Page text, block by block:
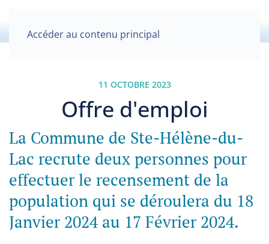
Accéder au contenu principal
11 OCTOBRE 2023
Offre d'emploi
La Commune de Ste-Hélène-du-
Lac recrute deux personnes pour
effectuer le recensement de la
population qui se déroulera du 18
Janvier 2024 au 17 Février 2024.